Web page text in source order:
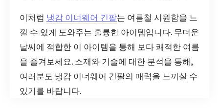
이처럼 냉감 이너웨어 긴팔는 여름철 시원함을 느
낄 수 있게 도와주는 훌륭한 아이템입니다. 무더운
날씨에 적합한 이 아이템을 통해 보다 쾌적한 여름
을 즐겨보세요. 소재와 기술에 대한 분석을 통해,
여러분도 냉감 이너웨어 긴팔의 매력을 느끼실 수
있기를 바랍니다.